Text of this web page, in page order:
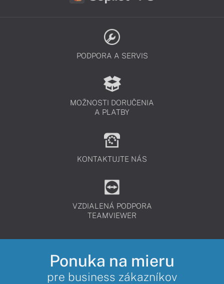
PODPORA A SERVIS
MOŽNOSTI DORUČENIA
A PLATBY
KONTAKTUJTE NÁS
VZDIALENÁ PODPORA
TEAMVIEWER
Ponuka na mieru
pre business zákazníkov